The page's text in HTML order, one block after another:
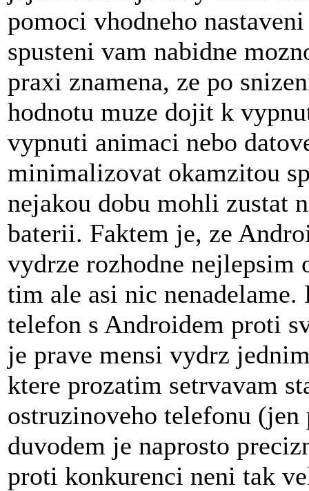
pomoci vhodneho
spusteni vam nabidne
praxi znamena, ze po
hodnotu muze dojit k
vypnuti animaci nebo
minimalizovat okamzitou
nejakou dobu mohli zustat
baterii. Faktem je, ze
vydrze rozhodne nejlepsim
tim ale asi nic
telefon s Androidem proti
je prave mensi vydrz
ktere prozatim setrvavam
ostruzinoveho telefonu
duvodem je naprosto
proti konkurenci neni tak